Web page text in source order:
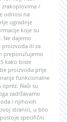
zrakoplovima /
odnosi na
ugradnje
koje su
Ne dajemo
proizvoda ili za
preporučujemo
kako biste
proizvoda prije
funkcionalne
Naši su
zadržavamo
i njihovih
stranici, u bilo
specifični